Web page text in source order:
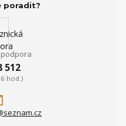
poradit?
512
hod.)